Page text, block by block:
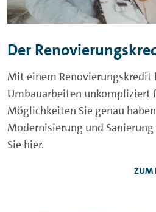
Der
Mit einem Renovierungskredit
Umbauarbeiten unkompliziert
Möglichkeiten Sie genau
Modernisierung und
Sie hier.
ZUM